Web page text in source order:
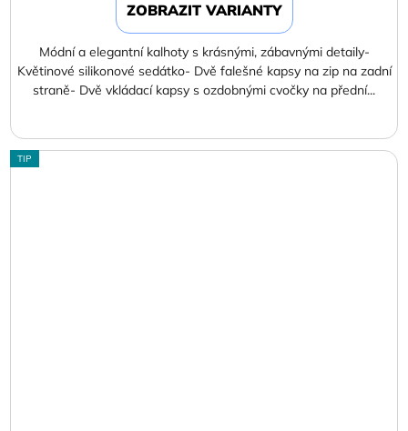
ZOBRAZIT VARIANTY
Módní a elegantní kalhoty s krásnými, zábavnými detaily-
Květinové silikonové sedátko- Dvě falešné kapsy na zip na zadní
straně- Dvě vkládací kapsy s ozdobnými cvočky na přední...
TIP